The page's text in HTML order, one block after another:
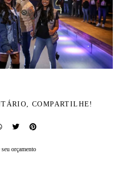
COMPARTILHE!
orçamento